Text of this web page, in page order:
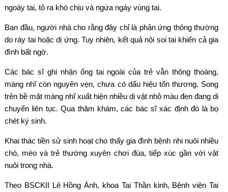
ngoáy tai, tỏ ra khó chịu và ngứa ngáy vùng tai.
Ban đầu, người nhà cho rằng đây chỉ là phản ứng thông thường
do ráy tai hoặc dị ứng. Tuy nhiên, kết quả nội soi tai khiến cả gia
đình bất ngờ.
Các bác sĩ ghi nhận ống tai ngoài của trẻ vẫn thông thoáng,
màng nhĩ còn nguyên vẹn, chưa có dấu hiệu tổn thương. Song
trên bề mặt màng nhĩ xuất hiện nhiều dị vật nhỏ màu đen đang di
chuyển liên tục. Qua thăm khám, các bác sĩ xác định đó là bọ
chét ký sinh.
Khai thác tiền sử sinh hoạt cho thấy gia đình bệnh nhi nuôi nhiều
chó, mèo và trẻ thường xuyên chơi đùa, tiếp xúc gần với vật
nuôi trong nhà.
Theo BSCKII Lê Hồng Ánh, khoa Tai Thần kinh, Bệnh viện Tai